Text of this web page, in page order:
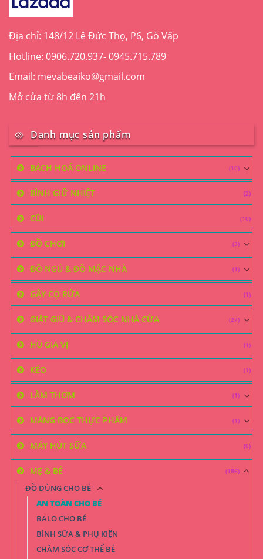
Địa chỉ: 148/12 Lê Đức Thọ, P6, Gò Vấp
Hotline: 0906.720.937- 0945.715.789
Email: mevabeaiko@gmail.com
Mở cửa từ 8h đến 21h
Danh mục sản phẩm
BÁCH HOÁ ONLINE (10)
BÌNH GIỮ NHIỆT (2)
CŨI (10)
ĐỒ CHƠI (3)
ĐỒ NGỦ & ĐỒ MẶC NHÀ (1)
GẬY CỌ RỬA (1)
GIẶT GIŨ & CHĂM SÓC NHÀ CỬA (27)
HŨ GIA VỊ (1)
KÉO (1)
LÀM THƠM (1)
MÀNG BỌC THỰC PHẨM (1)
MÁY HÚT SỮA (0)
MẸ & BÉ (186)
ĐỒ DÙNG CHO BÉ
AN TOÀN CHO BÉ
BALO CHO BÉ
BÌNH SỮA & PHỤ KIỆN
CHĂM SÓC CƠ THỂ BÉ